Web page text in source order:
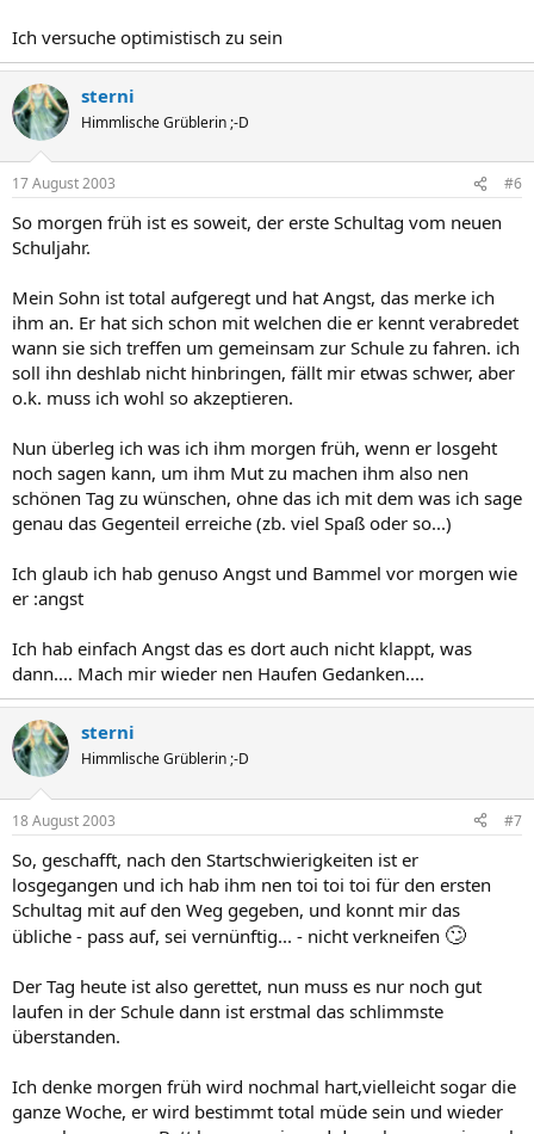
Ich versuche optimistisch zu sein
sterni
Himmlische Grüblerin ;-D
17 August 2003 #6
So morgen früh ist es soweit, der erste Schultag vom neuen
Schuljahr.
Mein Sohn ist total aufgeregt und hat Angst, das merke ich
ihm an. Er hat sich schon mit welchen die er kennt verabredet
wann sie sich treffen um gemeinsam zur Schule zu fahren. ich
soll ihn deshlab nicht hinbringen, fällt mir etwas schwer, aber
o.k. muss ich wohl so akzeptieren.
Nun überleg ich was ich ihm morgen früh, wenn er losgeht
noch sagen kann, um ihm Mut zu machen ihm also nen
schönen Tag zu wünschen, ohne das ich mit dem was ich sage
genau das Gegenteil erreiche (zb. viel Spaß oder so...)
Ich glaub ich hab genuso Angst und Bammel vor morgen wie
er :angst
Ich hab einfach Angst das es dort auch nicht klappt, was
dann.... Mach mir wieder nen Haufen Gedanken....
sterni
Himmlische Grüblerin ;-D
18 August 2003 #7
So, geschafft, nach den Startschwierigkeiten ist er
losgegangen und ich hab ihm nen toi toi toi für den ersten
Schultag mit auf den Weg gegeben, und konnt mir das
übliche - pass auf, sei vernünftig... - nicht verkneifen 🙄
Der Tag heute ist also gerettet, nun muss es nur noch gut
laufen in der Schule dann ist erstmal das schlimmste
überstanden.
Ich denke morgen früh wird nochmal hart,vielleicht sogar die
ganze Woche, er wird bestimmt total müde sein und wieder